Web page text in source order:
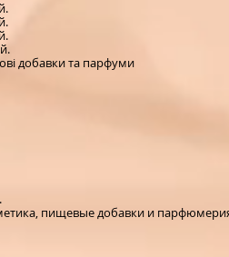
добавки та парфуми
пищевые добавки и